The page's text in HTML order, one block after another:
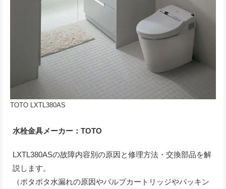
TOTO LXTL380AS
水栓金具メーカー：TOTO
LXTL380ASの故障内容別の原因と修理方法・交換部品を解
説します。
（ポタポタ水漏れの原因やバルブカートリッジやパッキン